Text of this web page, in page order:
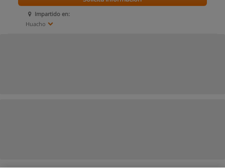
Impartido en:
Huacho